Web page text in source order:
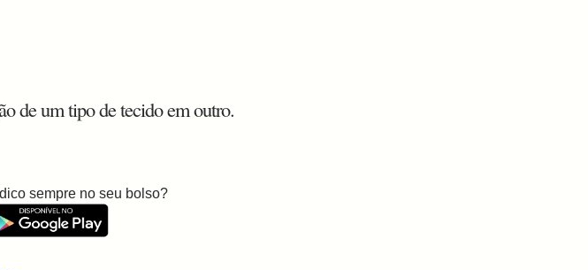
de um tipo de tecido em outro.
sempre no seu bolso?